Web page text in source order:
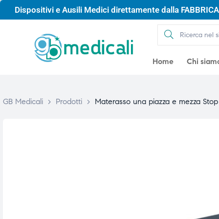
Dispositivi e Ausili Medici direttamente dalla
Home Chi
GB Medicali > Prodotti > Materasso una piazza e mezza